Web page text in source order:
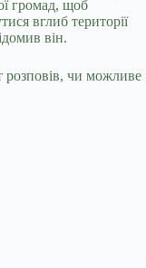
громад, щоб
вглиб території
він.
чи можливе